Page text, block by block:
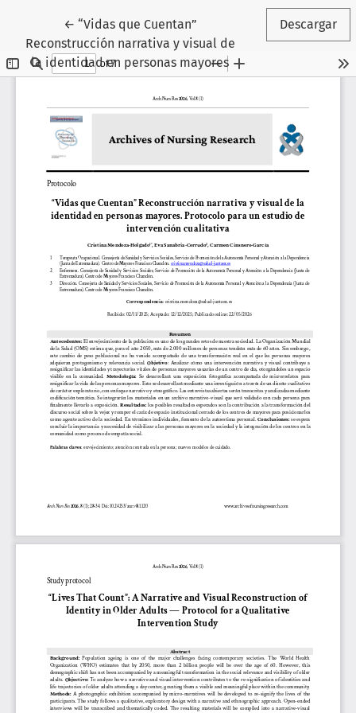
← Volver a los detalles del artículo
“Vidas que Cuentan”
Reconstrucción narrativa y visual de
la identidad en personas mayores
Descargar